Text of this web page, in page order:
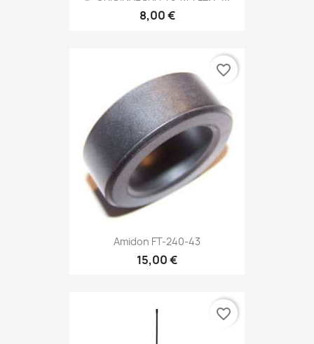
8,00 €
Amidon FT-240-43
15,00 €
favorite_border
favorite_border